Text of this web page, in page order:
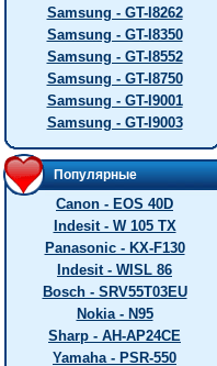
Samsung - GT-I8262
Samsung - GT-I8350
Samsung - GT-I8552
Samsung - GT-I8750
Samsung - GT-I9001
Samsung - GT-I9003
Популярные
Canon - EOS 40D
Indesit - W 105 TX
Panasonic - KX-F130
Indesit - WISL 86
Bosch - SRV55T03EU
Nokia - N95
Sharp - AH-AP24CE
Yamaha - PSR-550